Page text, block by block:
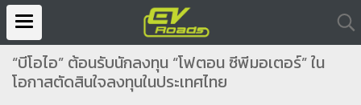
“บีโอไอ” ต้อนรับนักลงทุน “โฟตอน ซีพีมอเตอร์” ใน
โอกาสตัดสินใจลงทุนในประเทศไทย